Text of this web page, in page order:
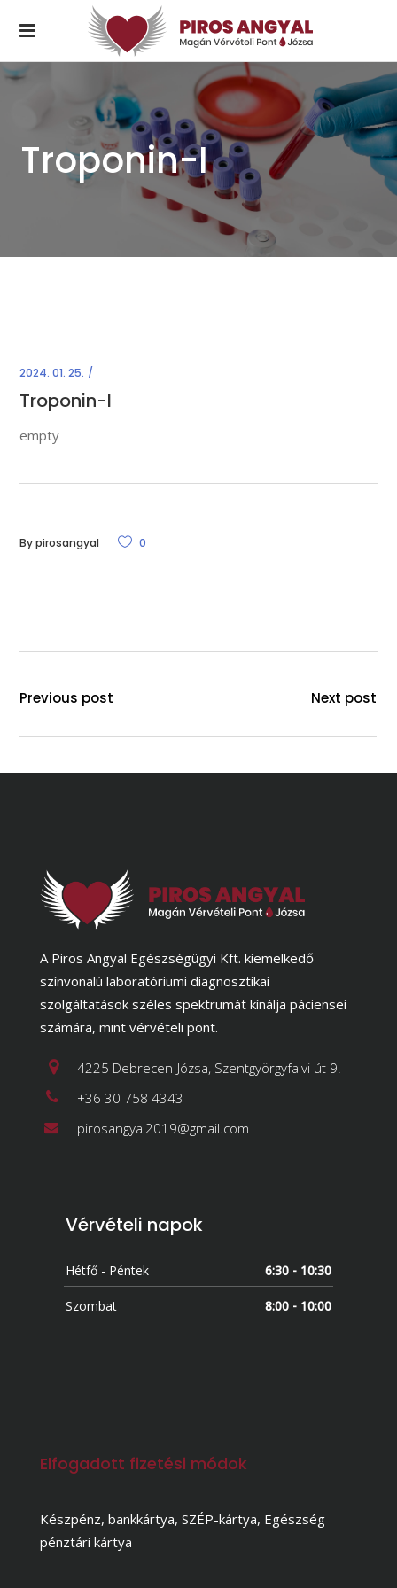
Troponin-I
2024. 01. 25.
Troponin-I
empty
Bypirosangyal 0
Previous post Next post
A Piros Angyal Egészségügyi Kft. kiemelkedő
színvonalú laboratóriumi diagnosztikai
szolgáltatások széles spektrumát kínálja páciensei
számára, mint vérvételi pont.
4225 Debrecen-Józsa, Szentgyörgyfalvi út 9.
+36 30 758 4343
pirosangyal2019@gmail.com
Vérvételi napok
Hétfő - Péntek 6:30 - 10:30
Szombat 8:00 - 10:00
Elfogadott fizetési módok
Készpénz, bankkártya, SZÉP-kártya, Egészség
pénztári kártya